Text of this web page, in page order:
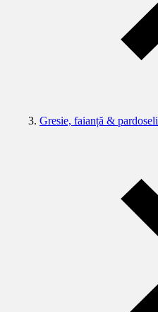
Gresie, faianță & pardoseli